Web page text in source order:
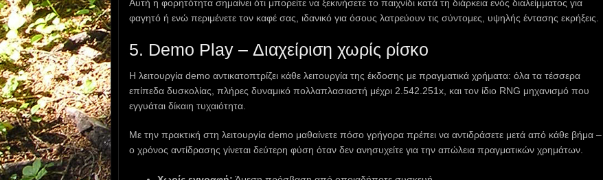
Αυτή η φορητότητα σημαίνει ότι μπορείτε να ξεκινήσετε το παιχνίδι κατά τη διάρκεια ενός διαλείμματος για
φαγητό ή ενώ περιμένετε τον καφέ σας, ιδανικό για όσους λατρεύουν τις σύντομες, υψηλής έντασης εκρήξεις.
5. Demo Play – Διαχείριση χωρίς ρίσκο
Η λειτουργία demo αντικατοπτρίζει κάθε λειτουργία της έκδοσης με πραγματικά χρήματα: όλα τα τέσσερα
επίπεδα δυσκολίας, πλήρες δυναμικό πολλαπλασιαστή μέχρι 2.542.251x, και τον ίδιο RNG μηχανισμό που
εγγυάται δίκαιη τυχαιότητα.
Με την πρακτική στη λειτουργία demo μαθαίνετε πόσο γρήγορα πρέπει να αντιδράσετε μετά από κάθε βήμα –
ο χρόνος αντίδρασης γίνεται δεύτερη φύση όταν δεν ανησυχείτε για την απώλεια πραγματικών χρημάτων.